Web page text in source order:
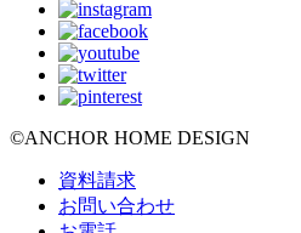
©ANCHOR HOME DESIGN
資料請求
お問い合わせ